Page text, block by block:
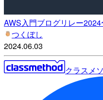
AWS入門ブログリレー
つくぼし
2024.06.03
クラスメ